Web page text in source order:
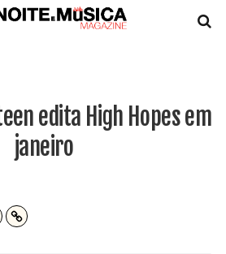
edita High Hopes em
janeiro